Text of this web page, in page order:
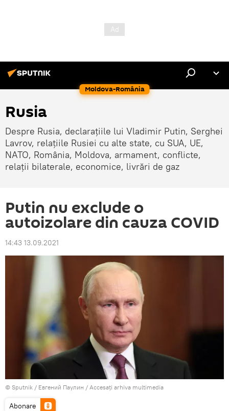
Moldova-România
Rusia
Despre Rusia, declarațiile lui Vladimir Putin, Serghei
Lavrov, relațiile Rusiei cu alte state, cu SUA, UE,
NATO, România, Moldova, armament, conflicte,
relații bilaterale, economice, livrări de gaz
Putin nu exclude o
autoizolare din cauza COVID
14:43 13.09.2021
© Sputnik / Евгений Паулин / Accesați arhiva multimedia
Abonare